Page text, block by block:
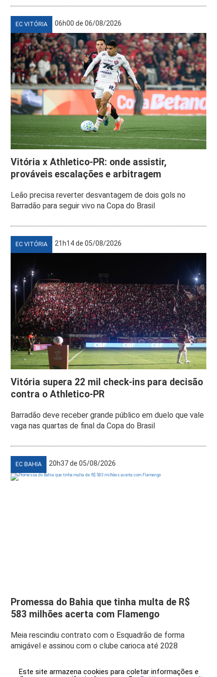
EC VITÓRIA 06h00 de 06/08/2026
Vitória x Athletico-PR: onde assistir,
prováveis escalações e arbitragem
Leão precisa reverter desvantagem de dois gols no
Barradão para seguir vivo na Copa do Brasil
EC VITÓRIA 21h14 de 05/08/2026
Vitória supera 22 mil check-ins para decisão
contra o Athletico-PR
Barradão deve receber grande público em duelo que vale
vaga nas quartas de final da Copa do Brasil
EC BAHIA 20h37 de 05/08/2026
Promessa do Bahia que tinha multa de R$
583 milhões acerta com Flamengo
Meia rescindiu contrato com o Esquadrão de forma
amigável e assinou com o clube carioca até 2028
Este site armazena cookies para coletar informações e